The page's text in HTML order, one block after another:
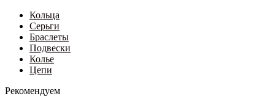
Кольца
Серьги
Браслеты
Подвески
Колье
Цепи
Рекомендуем